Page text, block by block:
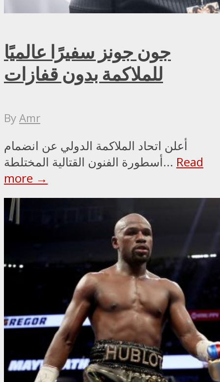
جون جونز سفيرًا عالميًا
للملاكمة بدون قفازات
ByAmr
أعلن اتحاد الملاكمة الدولي عن انضمام
أسطورة الفنون القتالية المختلطة... Read
more →